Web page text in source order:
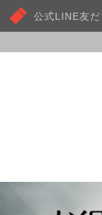
公式LINE友だ